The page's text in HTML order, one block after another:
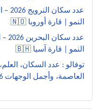
عدد
النمو | قارة أوروبا 🇳🇴
النمو | قارة آسيا 🇧🇭
توفالو : عدد السكان، العلم،
العاصمة، وأجمل الوجهات 2026 🇹🇻